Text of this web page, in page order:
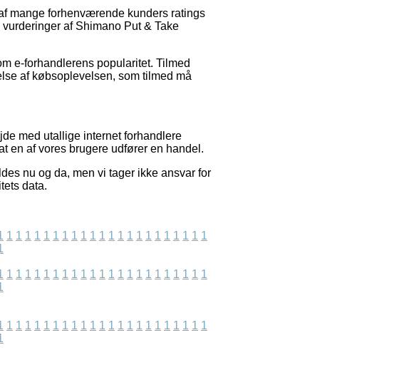
mange forhenværende kunders ratings
af Shimano Put & Take
e-forhandlerens popularitet. Tilmed
af købsoplevelsen, som tilmed må
med utallige internet forhandlere
en af vores brugere udfører en handel.
nu og da, men vi tager ikke ansvar for
data.
1 1 1 1 1 1 1 1 1 1 1 1 1 1 1 1 1 1 1 1 1 1
1 1 1 1 1 1 1 1 1 1 1 1 1 1 1 1 1 1 1 1 1 1
1 1 1 1 1 1 1 1 1 1 1 1 1 1 1 1 1 1 1 1 1 1